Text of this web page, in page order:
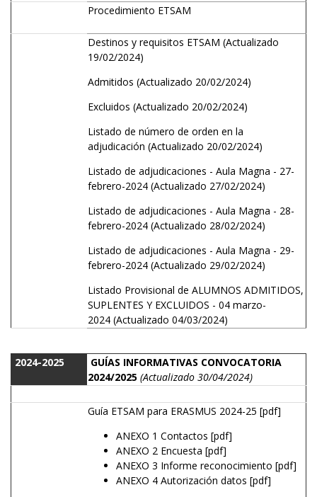
Procedimiento ETSAM
Destinos y requisitos ETSAM (Actualizado
19/02/2024)
Admitidos (Actualizado 20/02/2024)
Excluidos (Actualizado 20/02/2024)
Listado de número de orden en la
adjudicación (Actualizado 20/02/2024)
Listado de adjudicaciones - Aula Magna - 27-
febrero-2024 (Actualizado 27/02/2024)
Listado de adjudicaciones - Aula Magna - 28-
febrero-2024 (Actualizado 28/02/2024)
Listado de adjudicaciones - Aula Magna - 29-
febrero-2024 (Actualizado 29/02/2024)
Listado Provisional de ALUMNOS ADMITIDOS,
SUPLENTES Y EXCLUIDOS - 04 marzo-
2024 (Actualizado 04/03/2024)
2024-2025
GUÍAS INFORMATIVAS CONVOCATORIA
2024/2025 (Actualizado 30/04/2024)
Guía ETSAM para ERASMUS 2024-25 [pdf]
ANEXO 1 Contactos [pdf]
ANEXO 2 Encuesta [pdf]
ANEXO 3 Informe reconocimiento [pdf]
ANEXO 4 Autorización datos [pdf]